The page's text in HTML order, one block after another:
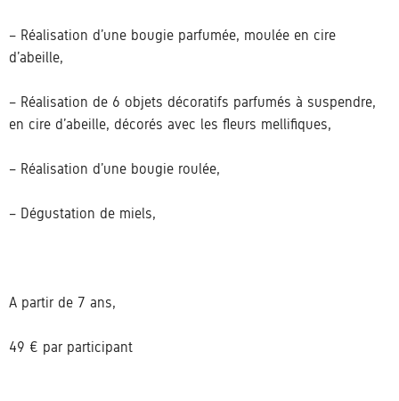
– Réalisation d’une bougie parfumée, moulée en cire
d’abeille,
– Réalisation de 6 objets décoratifs parfumés à suspendre,
en cire d’abeille, décorés avec les fleurs mellifiques,
– Réalisation d’une bougie roulée,
– Dégustation de miels,
A partir de 7 ans,
49 € par participant